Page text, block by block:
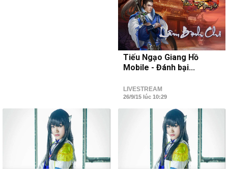
Tiếu Ngạo Giang Hồ
Mobile - Đánh bại...
LIVESTREAM
26/9/15 lúc 10:29